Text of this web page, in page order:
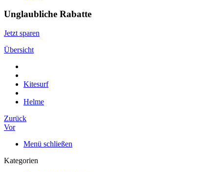
Unglaubliche Rabatte
Jetzt sparen
Übersicht
Kitesurf
Helme
Zurück
Vor
Menü schließen
Kategorien